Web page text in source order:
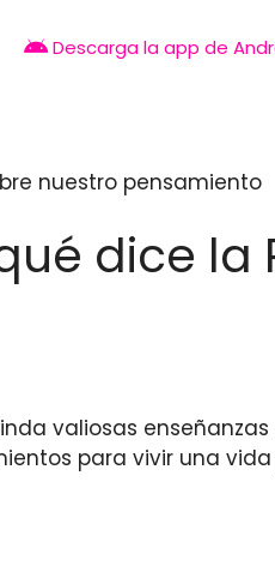
Descarga la app de
nuestro pensamiento
dice la
valiosas
para vivir una vida